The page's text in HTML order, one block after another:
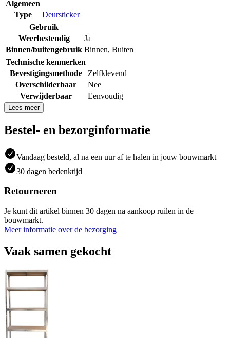
Algemeen
Type
Deursticker
Gebruik
Weerbestendig
Ja
Binnen/buitengebruik Binnen, Buiten
Technische kenmerken
Bevestigingsmethode
Zelfklevend
Overschilderbaar
Nee
Verwijderbaar
Eenvoudig
Lees meer
Bestel- en bezorginformatie
Vandaag besteld, al na een uur af te halen in jouw bouwmarkt
30 dagen bedenktijd
Retourneren
Je kunt dit artikel binnen 30 dagen na aankoop ruilen in de
bouwmarkt.
Meer informatie over de bezorging
Vaak samen gekocht